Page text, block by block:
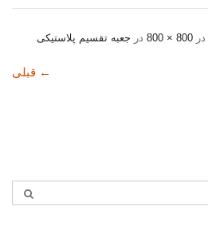
در 800 × 800 در جعبه تقسیم پلاستیکی
← قبلی